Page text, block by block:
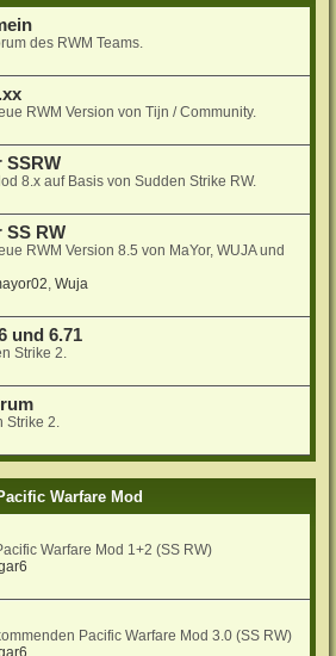
des RWM Teams.
RWM Version von Tijn / Community.
SSRW
8.x auf Basis von Sudden Strike RW.
SS RW
RWM Version 8.5 von MaYor, WUJA und
,Wuja
und 6.71
Strike 2.
Strike 2.
Warfare Mod
Warfare Mod 1+2 (SS RW)
Pacific Warfare Mod 3.0 (SS RW)